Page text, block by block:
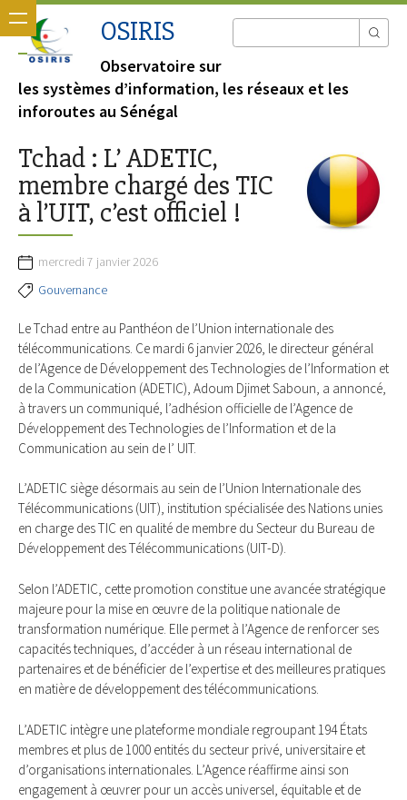
OSIRIS
Observatoire sur
les systèmes d’information, les réseaux et les
inforoutes au Sénégal
Tchad : L’ ADETIC,
membre chargé des TIC
à l’UIT, c’est officiel !
mercredi 7 janvier 2026
Gouvernance
Le Tchad entre au Panthéon de l’Union internationale des
télécommunications. Ce mardi 6 janvier 2026, le directeur général
de l’Agence de Développement des Technologies de l’Information et
de la Communication (ADETIC), Adoum Djimet Saboun, a annoncé,
à travers un communiqué, l’adhésion officielle de l’Agence de
Développement des Technologies de l’Information et de la
Communication au sein de l’ UIT.
L’ADETIC siège désormais au sein de l’Union Internationale des
Télécommunications (UIT), institution spécialisée des Nations unies
en charge des TIC en qualité de membre du Secteur du Bureau de
Développement des Télécommunications (UIT-D).
Selon l’ADETIC, cette promotion constitue une avancée stratégique
majeure pour la mise en œuvre de la politique nationale de
transformation numérique. Elle permet à l’Agence de renforcer ses
capacités techniques, d’accéder à un réseau international de
partenaires et de bénéficier de l’expertise et des meilleures pratiques
en matière de développement des télécommunications.
L’ADETIC intègre une plateforme mondiale regroupant 194 États
membres et plus de 1000 entités du secteur privé, universitaire et
d’organisations internationales. L’Agence réaffirme ainsi son
engagement à œuvrer pour un accès universel, équitable et de